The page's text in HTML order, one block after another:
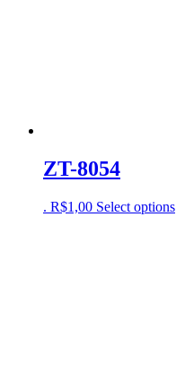
ZT-8054
. R$1,00 Select options